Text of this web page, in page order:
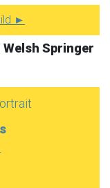
►
Welsh Springer